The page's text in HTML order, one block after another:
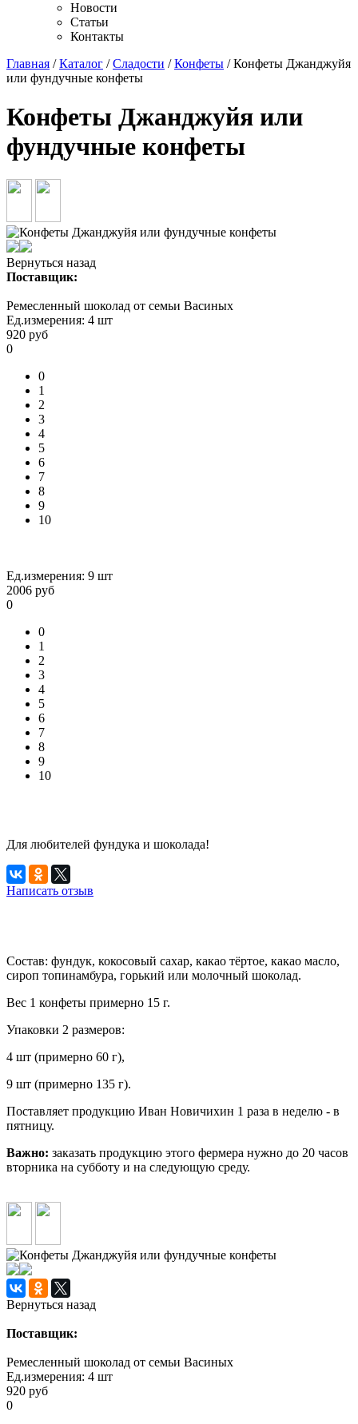
Новости
Статьи
Контакты
Главная /Каталог /Сладости /Конфеты / Конфеты Джанджуйя
или фундучные конфеты
Конфеты Джанджуйя или
фундучные конфеты
Вернуться назад
Поставщик:
Ремесленный шоколад от семьи Васиных
Ед.измерения: 4 шт
920 руб
0
0
1
2
3
4
5
6
7
8
9
10
Ед.измерения: 9 шт
2006 руб
0
0
1
2
3
4
5
6
7
8
9
10
Для любителей фундука и шоколада!
Написать отзыв
Состав: фундук, кокосовый сахар, какао тёртое, какао масло,
сироп топинамбура, горький или молочный шоколад.
Вес 1 конфеты примерно 15 г.
Упаковки 2 размеров:
4 шт (примерно 60 г),
9 шт (примерно 135 г).
Поставляет продукцию Иван Новичихин 1 раза в неделю - в
пятницу.
Важно: заказать продукцию этого фермера нужно до 20 часов
вторника на субботу и на следующую среду.
Вернуться назад
Поставщик:
Ремесленный шоколад от семьи Васиных
Ед.измерения: 4 шт
920 руб
0